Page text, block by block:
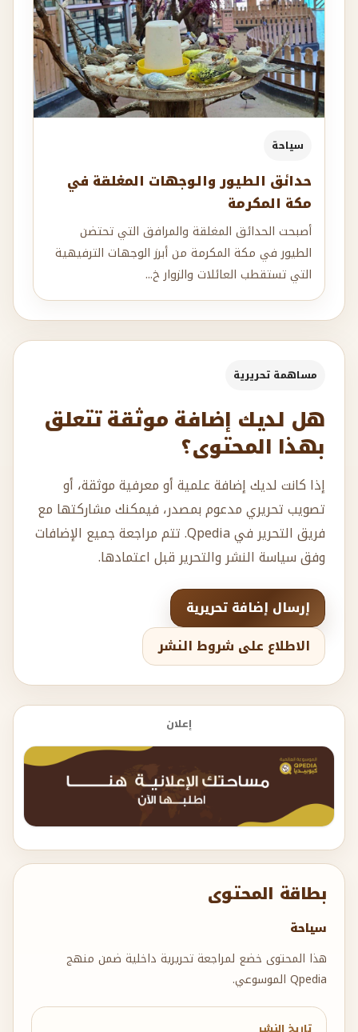
بطاقة المحتوى
سياحة
هذا المحتوى خضع لمراجعة تحريرية داخلية ضمن منهج
Qpedia الموسوعي.
سياحة
حدائق الطيور والوجهات المغلقة في
مكة المكرمة
أصبحت الحدائق المغلقة والمرافق التي تحتضن
الطيور في مكة المكرمة من أبرز الوجهات الترفيهية
التي تستقطب العائلات والزوار خ...
مساهمة تحريرية
هل لديك إضافة موثقة تتعلق
بهذا المحتوى؟
إذا كانت لديك إضافة علمية أو معرفية موثقة، أو
تصويب تحريري مدعوم بمصدر، فيمكنك مشاركتها مع
فريق التحرير في Qpedia. تتم مراجعة جميع الإضافات
وفق سياسة النشر والتحرير قبل اعتمادها.
إرسال إضافة تحريرية
الاطلاع على شروط النشر
إعلان